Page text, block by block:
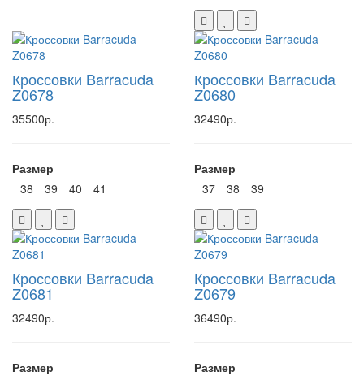
Кроссовки Barracuda
Z0678
35500р.
Размер
38
39 40 41
Кроссовки Barracuda
Z0680
32490р.
Размер
37
38 39
Кроссовки Barracuda
Z0681
32490р.
Размер
Кроссовки Barracuda
Z0679
36490р.
Размер